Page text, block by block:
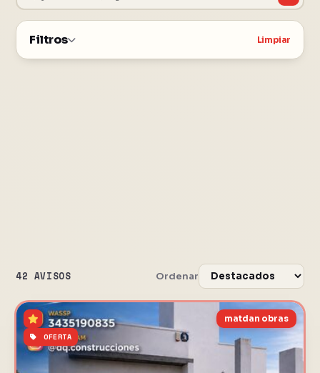
Filtros Limpiar
42 AVISOS Ordenar
matdan obras
OFERTA